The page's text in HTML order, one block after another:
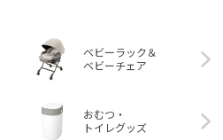
ベビーラック＆
ベビーチェア
おむつ・
トイレグッズ